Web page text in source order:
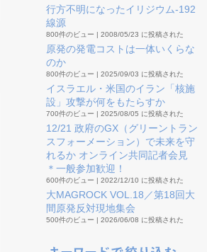
行方不明になったイリジウム-192
線源
800件のビュー | 2008/05/23 に投稿された
原発の発電コストは一体いくらな
のか
800件のビュー | 2025/09/03 に投稿された
イスラエル・米国のイラン「核施
設」攻撃が何をもたらすか
700件のビュー | 2025/08/05 に投稿された
12/21 政府のGX（グリーントラン
スフォーメーション）で未来を守
れるか オンライン共同記者会見
＊一般参加歓迎！
600件のビュー | 2022/12/10 に投稿された
大MAGROCK VOL.18／第18回大
間原発反対現地集会
500件のビュー | 2026/06/08 に投稿された